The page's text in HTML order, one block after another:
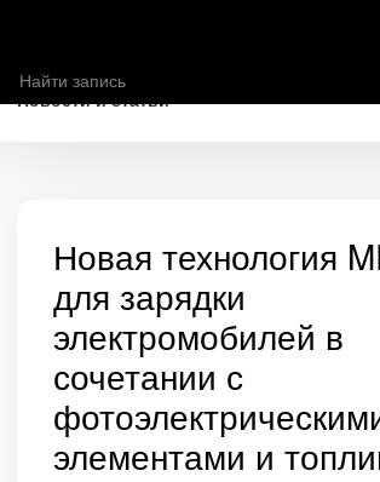
Новости и статьи
Новая технология
для зарядки
электромобилей в
сочетании с
элементами и